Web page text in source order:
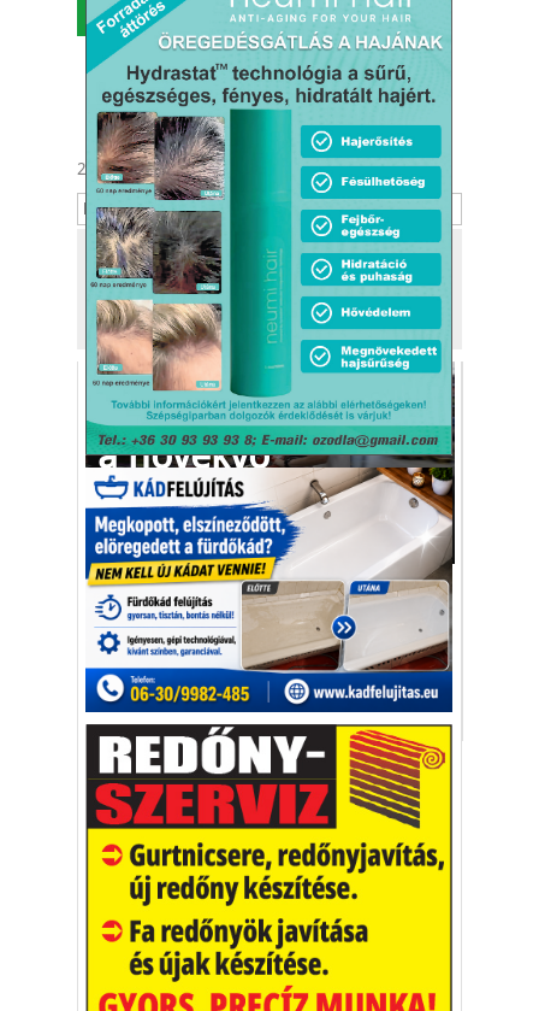
MENÜ
2026. augusztus 9.
Tekintse meg
a kiadónk, aKafi Bt.
más tevékenységét is!
A magyarok az élen
a növekvő
fogyasztásban
Gazdaság
Várhatóan 2,1 százalékkal növekszik idén a
kiskereskedelmi forgalom az Európai Unió
28 tagállamában.
gazdaság kiskereskedelem GFK
Kaktusz
Vakációs őrület
A nyaralás extrém
helyzeteket teremt, nagyon
sokan kalandot, kihívást
keresnek.
Vélemény rovat cikkei
Újságlapozó